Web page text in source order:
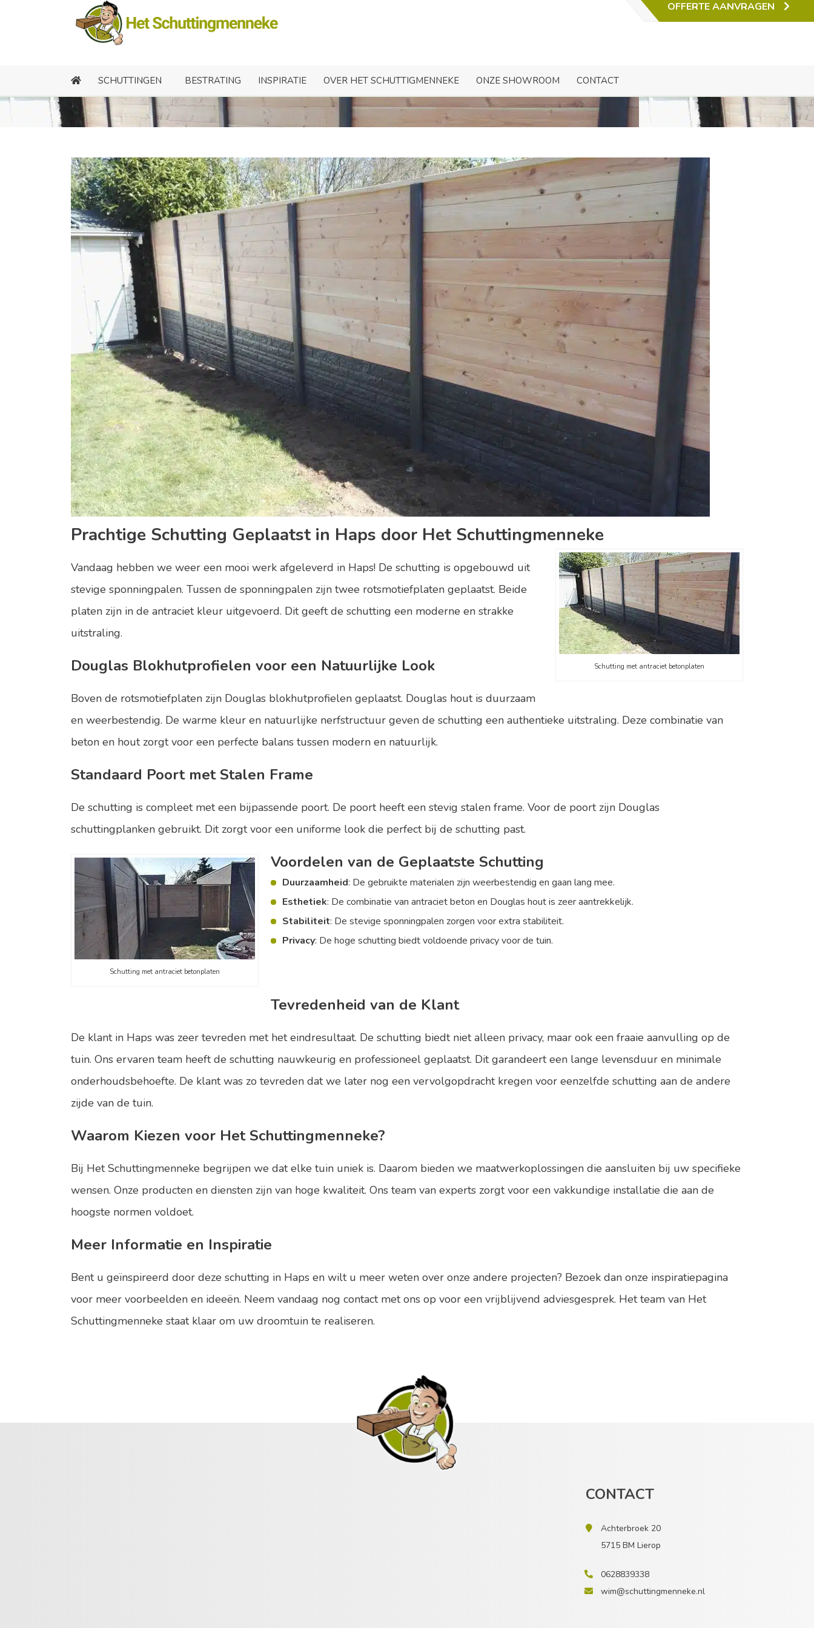
OFFERTE AANVRAGEN
SCHUTTINGEN BESTRATING INSPIRATIE OVER HET SCHUTTIGMENNEKE ONZE SHOWROOM CONTACT
Prachtige Schutting Geplaatst in Haps door Het Schuttingmenneke
Schutting met antraciet betonplaten
Vandaag hebben we weer een mooi werk afgeleverd in Haps! De schutting is opgebouwd uit
stevige sponningpalen. Tussen de sponningpalen zijn twee rotsmotiefplaten geplaatst. Beide
platen zijn in de antraciet kleur uitgevoerd. Dit geeft de schutting een moderne en strakke
uitstraling.
Douglas Blokhutprofielen voor een Natuurlijke Look
Boven de rotsmotiefplaten zijn Douglas blokhutprofielen geplaatst. Douglas hout is duurzaam
en weerbestendig. De warme kleur en natuurlijke nerfstructuur geven de schutting een authentieke uitstraling. Deze combinatie van
beton en hout zorgt voor een perfecte balans tussen modern en natuurlijk.
Standaard Poort met Stalen Frame
De schutting is compleet met een bijpassende poort. De poort heeft een stevig stalen frame. Voor de poort zijn Douglas
schuttingplanken gebruikt. Dit zorgt voor een uniforme look die perfect bij de schutting past.
Schutting met antraciet betonplaten
Voordelen van de Geplaatste Schutting
Duurzaamheid: De gebruikte materialen zijn weerbestendig en gaan lang mee.
Esthetiek: De combinatie van antraciet beton en Douglas hout is zeer aantrekkelijk.
Stabiliteit: De stevige sponningpalen zorgen voor extra stabiliteit.
Privacy: De hoge schutting biedt voldoende privacy voor de tuin.
Tevredenheid van de Klant
De klant in Haps was zeer tevreden met het eindresultaat. De schutting biedt niet alleen privacy, maar ook een fraaie aanvulling op de
tuin. Ons ervaren team heeft de schutting nauwkeurig en professioneel geplaatst. Dit garandeert een lange levensduur en minimale
onderhoudsbehoefte. De klant was zo tevreden dat we later nog een vervolgopdracht kregen voor eenzelfde schutting aan de andere
zijde van de tuin.
Waarom Kiezen voor Het Schuttingmenneke?
Bij Het Schuttingmenneke begrijpen we dat elke tuin uniek is. Daarom bieden we maatwerkoplossingen die aansluiten bij uw specifieke
wensen. Onze producten en diensten zijn van hoge kwaliteit. Ons team van experts zorgt voor een vakkundige installatie die aan de
hoogste normen voldoet.
Meer Informatie en Inspiratie
Bent u geïnspireerd door deze schutting in Haps en wilt u meer weten over onze andere projecten? Bezoek dan onze inspiratiepagina
voor meer voorbeelden en ideeën. Neem vandaag nog contact met ons op voor een vrijblijvend adviesgesprek. Het team van Het
Schuttingmenneke staat klaar om uw droomtuin te realiseren.
CONTACT
Achterbroek 20
5715 BM Lierop
0628839338
wim@schuttingmenneke.nl